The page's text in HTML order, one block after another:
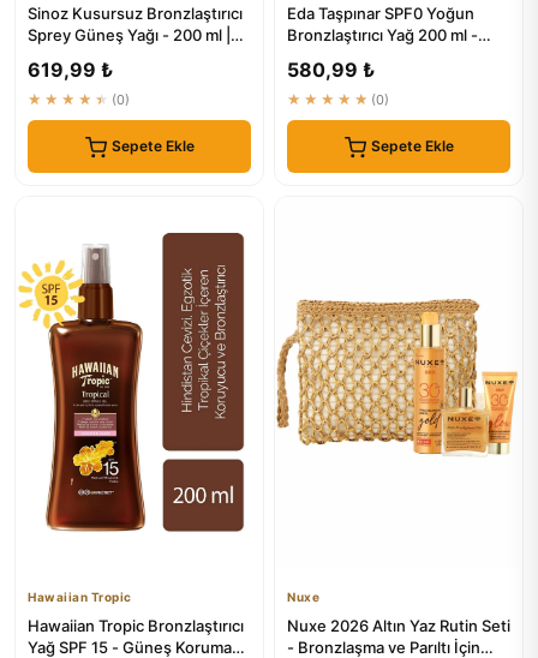
Sinoz Kusursuz Bronzlaştırıcı
Sprey Güneş Yağı - 200 ml |
619,99 ₺
★★★★★ (0)
Sepete Ekle
Eda Taşpınar SPF0 Yoğun
Bronzlaştırıcı Yağ 200 ml -
580,99 ₺
★★★★★ (0)
Sepete Ekle
Hawaiian Tropic
Hawaiian Tropic Bronzlaştırıcı
Yağ SPF 15 - Güneş Koruma
Nuxe
Nuxe 2026 Altın Yaz Rutin Seti
- Bronzlaşma ve Parıltı İçin